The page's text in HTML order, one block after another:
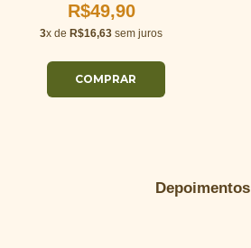
R$49,90
3x de R$16,63 sem juros
Depoimentos